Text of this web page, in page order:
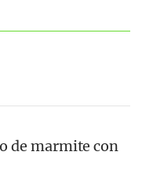
de marmite con